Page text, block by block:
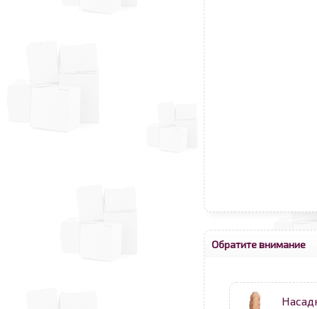
Обратите внимание